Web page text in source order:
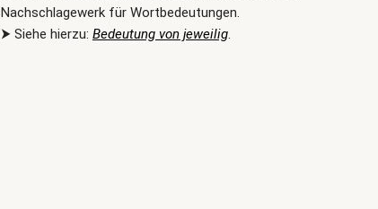
Nachschlagewerk für Wortbedeutungen.
⮞ Siehe hierzu: Bedeutung von jeweilig.